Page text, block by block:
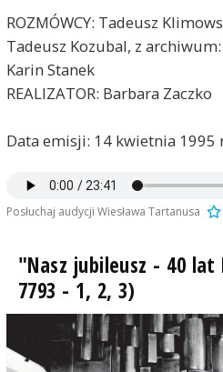
ROZMÓWCY: Tadeusz
Tadeusz Kozubal, z
Karin Stanek
REALIZATOR: Barbara Zaczko
Data emisji: 14 kwietnia 1995
Posłuchaj audycji Wiesława Tartanusa
"Nasz jubileusz - 40 lat
7793 - 1, 2, 3)